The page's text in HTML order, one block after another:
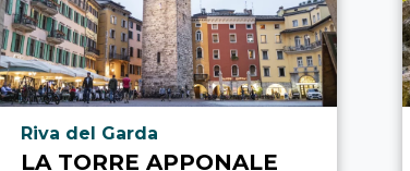
Località punto di interesse
Riva del Garda
LA TORRE APPONALE